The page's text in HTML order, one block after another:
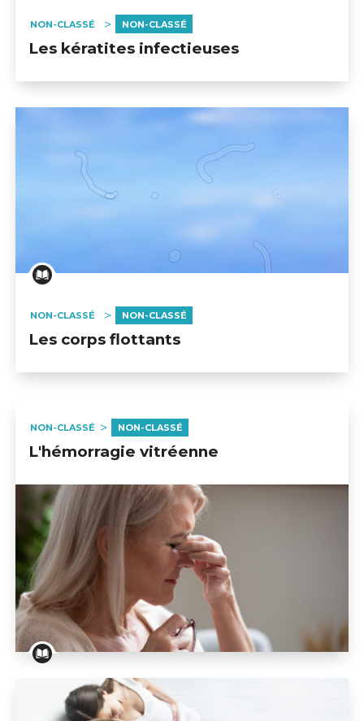
NON-CLASSÉ NON-CLASSÉ
Les kératites infectieuses
NON-CLASSÉ NON-CLASSÉ
Les corps flottants
NON-CLASSÉ NON-CLASSÉ
L'hémorragie vitréenne
L'hémorragie vitréenne